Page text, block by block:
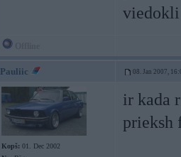
Pauliic 08. Jan 2007,
Kopš: 01. Dec 2002
ir kada
prieksh